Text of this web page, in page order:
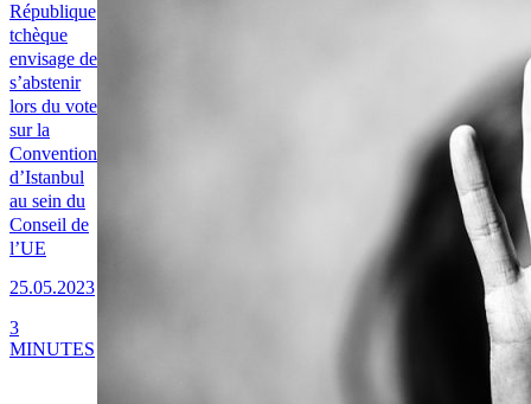
République
tchèque
envisage de
s’abstenir
lors du vote
sur la
Convention
d’Istanbul
au sein du
Conseil de
l’UE
25.05.2023
3
MINUTES